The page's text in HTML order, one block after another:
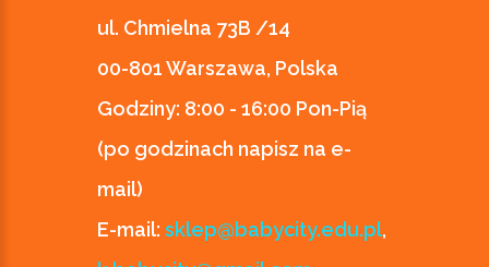
ul. Chmielna 73B /14
00-801 Warszawa, Polska
Godziny: 8:00 - 16:00 Pon-Pią
(po godzinach napisz na e-
mail)
E-mail: sklep@babycity.edu.pl,